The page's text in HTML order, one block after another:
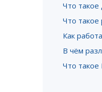
Что такое
Что такое
Как
В чём
Что такое